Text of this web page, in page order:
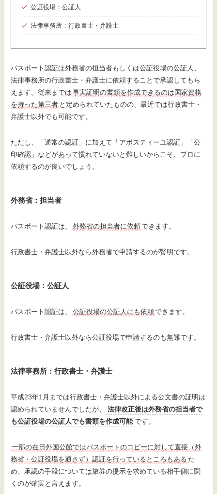
公証役場：公証人
法律事務所：行政書士・弁護士
パスポート認証は外務省の担当者もしくは公証役場の公証人、
法律事務所の行政書士・弁護士に依頼することで承認してもら
えます。従来までは 事実証明の書類を作成できるのは国家資格
を持った第三者 と定められていたものの、最近では行政書士・
弁護士以外でも可能です。
ただし、「通常の認証」に加えて「アポスティーユ認証」「公
印確認」などがあって慣れていないと難しいからこそ、プロに
依頼するのが良いでしょう。
外務省：担当者
パスポート認証は、 外務省の担当者に依頼できます。
行政書士・弁護士以外なら外務省で申請するのが賢明です。
公証役場：公証人
パスポート認証は、 公証役場の公証人にも依頼できます。
行政書士・弁護士以外なら公証役場で申請するのも無難です。
法律事務所：行政書士・弁護士
平成23年1月までは行政書士・弁護士以外による公文書の証明は
認められていませんでしたが、
法律改正後は外務省の担当者で
も公証役場の公証人でも書類を作成可能 です。
一部の在日外国公館ではパスポートのコピーに対して直接（外
務省・公証役場を通さず）認証を行っているところもある た
め、承認の手段については旅券の提示を求めている相手側に聞
くのが確実と言えます。